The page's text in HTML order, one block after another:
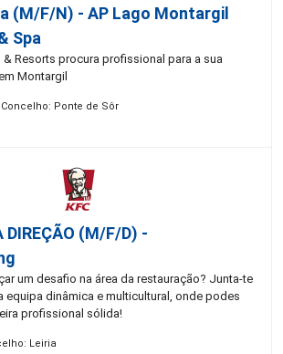
(M/F/N) - AP Lago Montargil
Spa
& Resorts procura profissional para a sua
Montargil
Ponte de Sôr
DIREÇÃO (m/f/d) -
um desafio na área da restauração? Junta-te
equipa dinâmica e multicultural, onde podes
profissional sólida!
Leiria